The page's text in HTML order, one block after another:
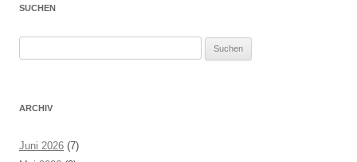
SUCHEN
ARCHIV
Juni 2026 (7)